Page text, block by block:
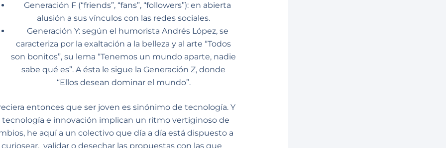
Generación F (“friends”, “fans”, “followers”): en abierta
alusión a sus vínculos con las redes sociales.
Generación Y: según el humorista Andrés López, se
caracteriza por la exaltación a la belleza y al arte “Todos
son bonitos”, su lema “Tenemos un mundo aparte, nadie
sabe qué es”. A ésta le sigue la Generación Z, donde
“Ellos desean dominar el mundo”.
entonces que ser joven es sinónimo de tecnología. Y
tecnología e innovación implican un ritmo vertiginoso de
he aquí a un colectivo que día a día está dispuesto a
curiosear, validar o desechar las propuestas con las que